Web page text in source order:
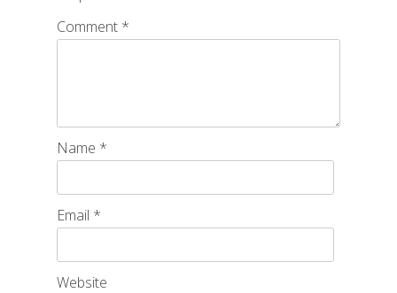
Comment *
Name *
Email *
Website